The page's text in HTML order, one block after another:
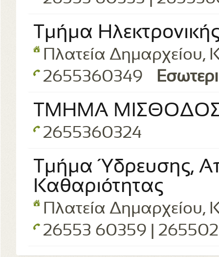
Τμήμα
Πλατεία Δημαρχείου,
2655360349
ΤΜΗΜΑ
2655360324
Τμήμα Ύδρευσης,
Καθαριότητας
Πλατεία Δημαρχείου,
26553 60359 |